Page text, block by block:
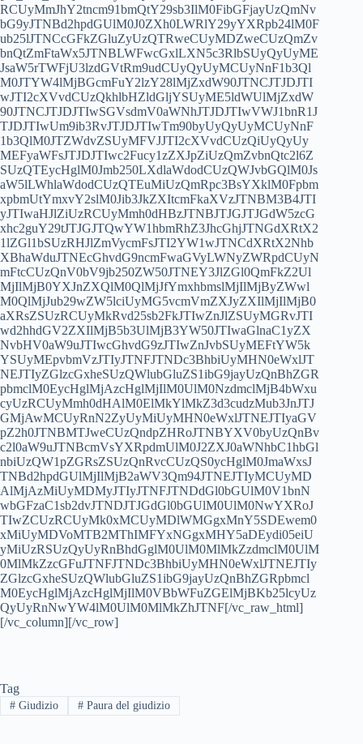
RCUyMmJhY2tncm91bmQtY29sb3IlM0FibGFjayUzQmNv
bG9yJTNBd2hpdGUlM0J0ZXh0LWRlY29yYXRpb24lM0F
ub25lJTNCcGFkZGluZyUzQTRweCUyMDZweCUzQmZv
bnQtZmFtaWx5JTNBLWFwcGxlLXN5c3RlbSUyQyUyME
JsaW5rTWFjU3lzdGVtRm9udCUyQyUyMCUyNnF1b3Ql
M0JTYW4lMjBGcmFuY2lzY28lMjZxdW90JTNCJTJDJTI
wJTI2cXVvdCUzQkhlbHZldGljYSUyME5ldWUlMjZxdW
90JTNCJTJDJTIwSGVsdmV0aWNhJTJDJTIwVWJ1bnR1J
TJDJTIwUm9ib3RvJTJDJTIwTm90byUyQyUyMCUyNnF
1b3QlM0JTZWdvZSUyMFVJJTI2cXVvdCUzQiUyQyUy
MEFyaWFsJTJDJTIwc2Fucy1zZXJpZiUzQmZvbnQtc2l6Z
SUzQTEycHglM0Jmb250LXdlaWdodCUzQWJvbGQlM0Js
aW5lLWhlaWdodCUzQTEuMiUzQmRpc3BsYXklM0Fpbm
xpbmUtYmxvY2slM0Jib3JkZXItcmFkaXVzJTNBM3B4JTI
yJTIwaHJlZiUzRCUyMmh0dHBzJTNBJTJGJTJGdW5zcG
xhc2guY29tJTJGJTQwYW1hbmRhZ3JhcGhjJTNGdXRtX2
1lZGl1bSUzRHJlZmVycmFsJTI2YW1wJTNCdXRtX2Nhb
XBhaWduJTNEcGhvdG9ncmFwaGVyLWNyZWRpdCUyN
mFtcCUzQnV0bV9jb250ZW50JTNEY3JlZGl0QmFkZ2Ul
MjIlMjB0YXJnZXQlM0QlMjJfYmxhbmslMjIlMjByZWwl
M0QlMjJub29wZW5lciUyMG5vcmVmZXJyZXIlMjIlMjB0
aXRsZSUzRCUyMkRvd25sb2FkJTIwZnJlZSUyMGRvJTI
wd2hhdGV2ZXIlMjB5b3UlMjB3YW50JTIwaGlnaC1yZX
NvbHV0aW9uJTIwcGhvdG9zJTIwZnJvbSUyMEFtYW5k
YSUyMEpvbmVzJTIyJTNFJTNDc3BhbiUyMHN0eWxlJT
NEJTIyZGlzcGxheSUzQWlubGluZS1ibG9jayUzQnBhZGR
pbmclM0EycHglMjAzcHglMjIlM0UlM0NzdmclMjB4bWxu
cyUzRCUyMmh0dHAlM0ElMkYlMkZ3d3cudzMub3JnJTJ
GMjAwMCUyRnN2ZyUyMiUyMHN0eWxlJTNEJTIyaGV
pZ2h0JTNBMTJweCUzQndpZHRoJTNBYXV0byUzQnBv
c2l0aW9uJTNBcmVsYXRpdmUlM0J2ZXJ0aWNhbC1hbGl
nbiUzQW1pZGRsZSUzQnRvcCUzQS0ycHglM0JmaWxsJ
TNBd2hpdGUlMjIlMjB2aWV3Qm94JTNEJTIyMCUyMD
AlMjAzMiUyMDMyJTIyJTNFJTNDdGl0bGUlM0V1bnN
wbGFzaC1sb2dvJTNDJTJGdGl0bGUlM0UlM0NwYXRoJ
TIwZCUzRCUyMk0xMCUyMDlWMGgxMnY5SDEwem0
xMiUyMDVoMTB2MThIMFYxNGgxMHY5aDEydi05eiU
yMiUzRSUzQyUyRnBhdGglM0UlM0MlMkZzdmclM0UlM
0MlMkZzcGFuJTNFJTNDc3BhbiUyMHN0eWxlJTNEJTIy
ZGlzcGxheSUzQWlubGluZS1ibG9jayUzQnBhZGRpbmcl
M0EycHglMjAzcHglMjIlM0VBbWFuZGElMjBKb25lcyUz
QyUyRnNwYW4lM0UlM0MlMkZhJTNF[/vc_raw_html]
[/vc_column][/vc_row]
Tag
#Giudizio #Paura del giudizio